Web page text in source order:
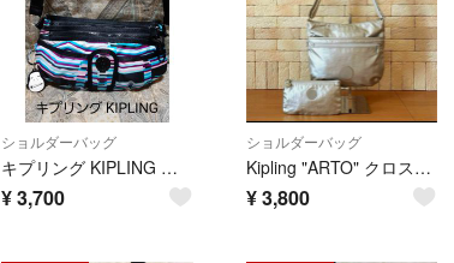
ショルダーバッグ
キプリング KIPLING ショルダーバッグ/ボディバッグ/2層式
¥3,700
ショルダーバッグ
Kipling "ARTO" クロスボディバッグ ポーチ付き シャイニー系
¥3,800